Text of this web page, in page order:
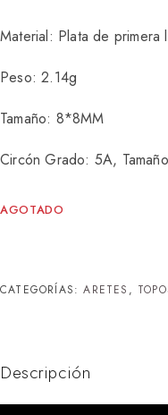
Material: Plata de primera
Peso: 2.14g
Tamaño: 8*8MM
Circón Grado: 5A,
AGOTADO
CATEGORÍAS:ARETES ,
Descripción